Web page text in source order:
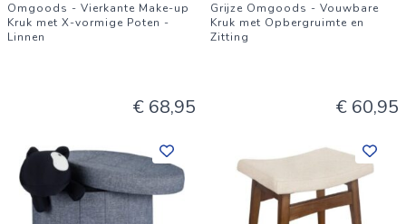
Omgoods - Vierkante Make-up
Kruk met X-vormige Poten -
Linnen
€ 68,95
Grijze Omgoods - Vouwbare
Kruk met Opbergruimte en
Zitting
€ 60,95